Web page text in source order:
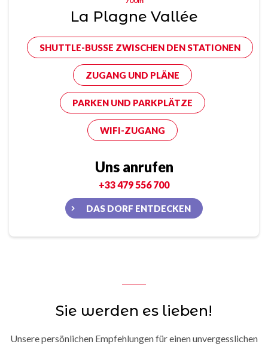
La Plagne Vallée
SHUTTLE-BUSSE ZWISCHEN DEN STATIONEN
ZUGANG UND PLÄNE
PARKEN UND PARKPLÄTZE
WIFI-ZUGANG
Uns anrufen
+33 479 556 700
DAS DORF ENTDECKEN
Sie werden es lieben!
Unsere persönlichen Empfehlungen für einen unvergesslichen